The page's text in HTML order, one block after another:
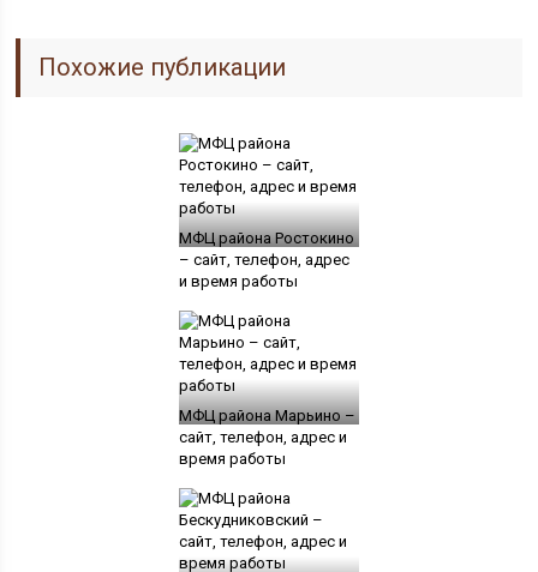
Похожие публикации
МФЦ района Ростокино
– сайт, телефон, адрес
и время работы
МФЦ района Марьино –
сайт, телефон, адрес и
время работы